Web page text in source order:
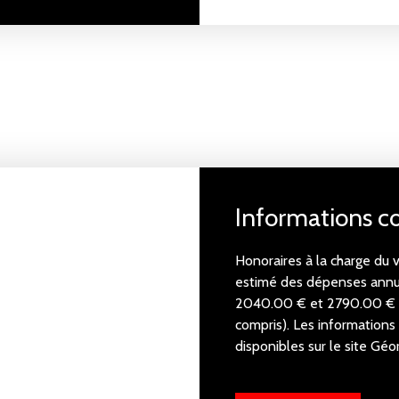
Informations
Honoraires à la charge du
estimé des dépenses
2040.00 € et 2790.00 €
compris). Les
disponibles sur le site